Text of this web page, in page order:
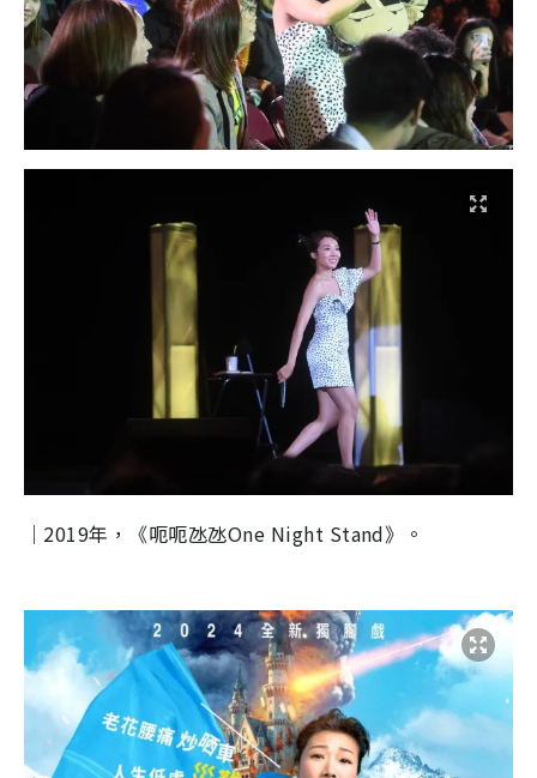
｜2019年，《呃呃氹氹One Night Stand》。